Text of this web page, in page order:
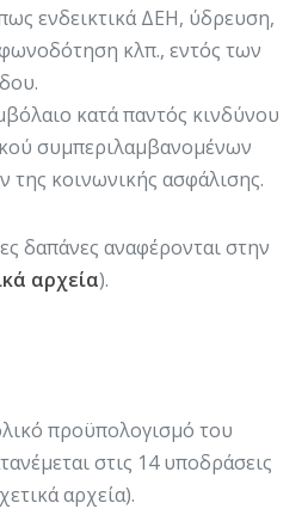
ενδεικτικά ΔΕΗ, ύδρευση,
κλπ., εντός των
κατά παντός κινδύνου
συμπεριλαμβανομένων
της κοινωνικής ασφάλισης.
δαπάνες αναφέρονται στην
αρχεία).
προϋπολογισμό του
στις 14υποδράσεις
αρχεία).